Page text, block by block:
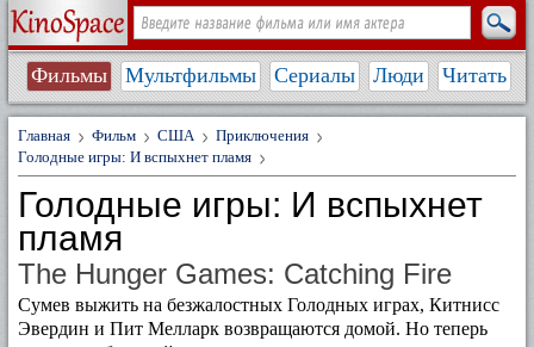
Фильмы Мультфильмы Сериалы Люди Читать
Главная Фильм США
Приключения
Голодные игры: И вспыхнет пламя
Голодные игры: И вспыхнет
пламя
The Hunger Games: Catching Fire
Сумев выжить на безжалостных Голодных играх, Китнисс
Эвердин и Пит Мелларк возвращаются домой. Но теперь